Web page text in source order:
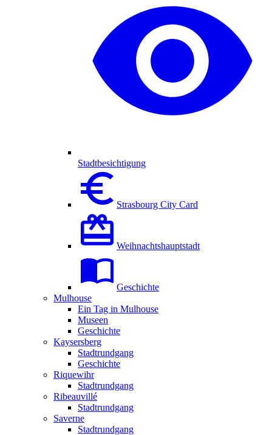
Stadtbesichtigung
Strasbourg City Card
Weihnachtshauptstadt
Geschichte
Mulhouse
Ein Tag in Mulhouse
Museen
Geschichte
Kaysersberg
Stadtrundgang
Geschichte
Riquewihr
Stadtrundgang
Ribeauvillé
Stadtrundgang
Saverne
Stadtrundgang